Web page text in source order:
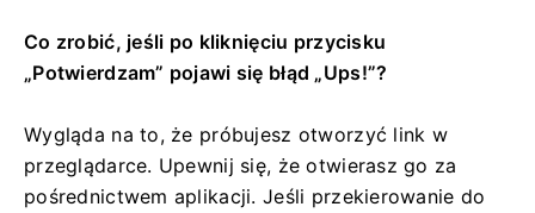
Co zrobić, jeśli po kliknięciu przycisku
„Potwierdzam” pojawi się błąd „Ups!”?
Wygląda na to, że próbujesz otworzyć link w
przeglądarce. Upewnij się, że otwierasz go za
pośrednictwem aplikacji. Jeśli przekierowanie do